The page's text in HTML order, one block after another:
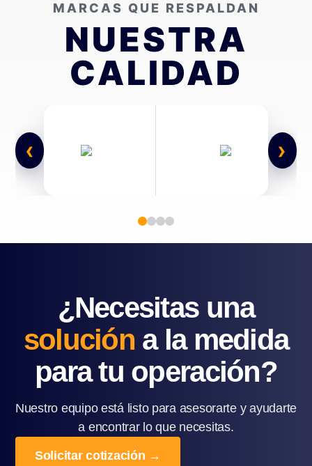
MARCAS QUE RESPALDAN
NUESTRA
CALIDAD
‹ ›
¿Necesitas una
solución a la medida
para tu operación?
Nuestro equipo está listo para asesorarte y ayudarte
a encontrar lo que necesitas.
Solicitar cotización →